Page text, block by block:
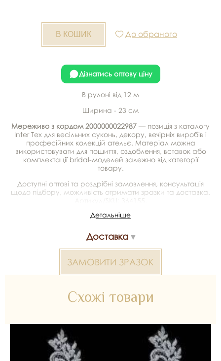
До обраного
Дізнатись оптову ціну
В рулоні від 12 м
Ширина - 23 см
Мереживо з кордом 2000000022987 — позиція з каталогу
Inter Tex для весільних суконь, декору, вечірніх виробів і
професійних колекцій ательє. Матеріал можна
використовувати для пошиття, оздоблення, вставок або
комплектації bridal-моделей залежно від категорії
товару.
Доступні оптові та роздрібні замовлення, консультація
щодо підбору, можливість отримати зразки та доставка.
Мереживо з кордом 2000000022987 — матеріал для
оптом і в роздріб в Inter Tex, SKU 364155.
Детальніше
Доставка
ЗАМОВИТИ ЗРАЗОК
Схожі товари